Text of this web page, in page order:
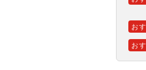
お
お